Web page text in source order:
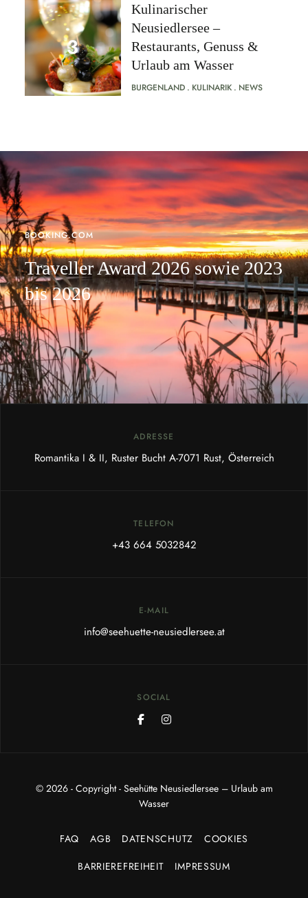
Kulinarischer
Neusiedlersee –
Restaurants, Genuss &
Urlaub am Wasser
BURGENLAND KULINARIK NEWS
BOOKING.COM
Traveller Award 2026 sowie 2023
bis 2026
ADRESSE
Romantika I & II, Ruster Bucht A-7071 Rust, Österreich
TELEFON
+43 664 5032842
E-MAIL
info@seehuette-neusiedlersee.at
SOCIAL
© 2026 - Copyright - Seehütte Neusiedlersee – Urlaub am
Wasser
FAQ AGB DATENSCHUTZ
COOKIES
BARRIEREFREIHEIT
IMPRESSUM